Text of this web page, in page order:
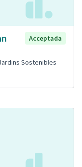
Acceptada
Sostenibles